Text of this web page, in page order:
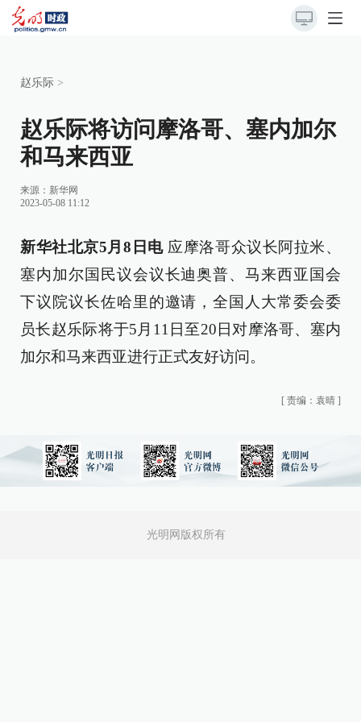
赵乐际 >
赵乐际将访问摩洛哥、塞内加尔
和马来西亚
来源： 新华网
2023-05-08 11:12
新华社北京5月8日电应摩洛哥众议长阿拉米、
塞内加尔国民议会议长迪奥普、马来西亚国会
下议院议长佐哈里的邀请，全国人大常委会委
员长赵乐际将于5月11日至20日对摩洛哥、塞内
加尔和马来西亚进行正式友好访问。
[ 责编：袁晴 ]
光明网版权所有